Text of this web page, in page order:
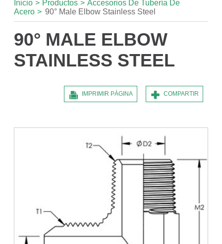
Inicio > Productos > Accesorios De Tubería De
Acero > 90° Male Elbow Stainless Steel
90° MALE ELBOW
STAINLESS STEEL
COMPARTIR
IMPRIMIR PÁGINA